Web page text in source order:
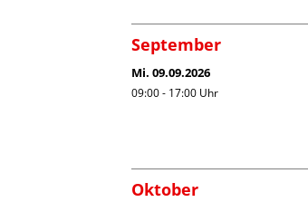
September
Mi. 09.09.2026
09:00 - 17:00 Uhr
Oktober